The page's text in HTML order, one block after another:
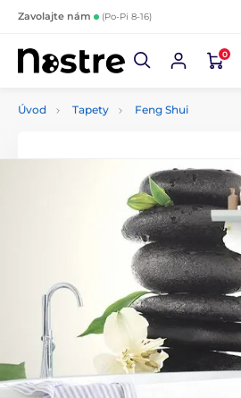
Zavolajte nám (Po-Pi 8-16)
0
Úvod Tapety Feng Shui